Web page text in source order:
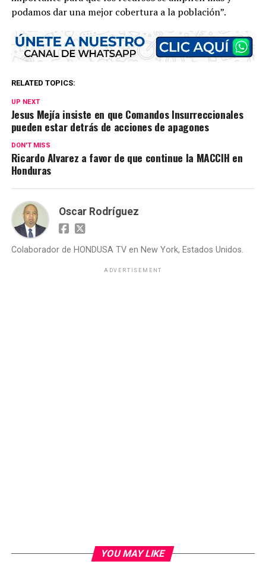
podamos dar una mejor cobertura a la población”.
RELATED TOPICS:
UP NEXT
Jesus Mejía insiste en que Comandos Insurreccionales
pueden estar detrás de acciones de apagones
DON'T MISS
Ricardo Alvarez a favor de que continue la MACCIH en
Honduras
Oscar Rodríguez
Colaborador de HONDUSA TV en New York, Estados Unidos.
ADVERTISEMENT
YOU MAY LIKE